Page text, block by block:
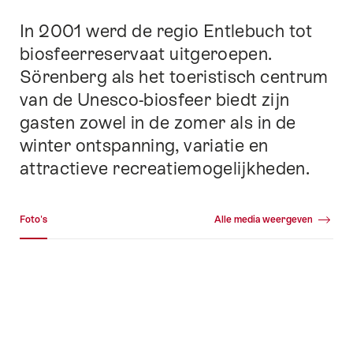
Kaart
Contact
Inleiding
In 2001 werd de regio Entlebuch tot
biosfeerreservaat uitgeroepen.
Sörenberg als het toeristisch centrum
van de Unesco-biosfeer biedt zijn
gasten zowel in de zomer als in de
winter ontspanning, variatie en
attractieve recreatiemogelijkheden.
Foto's Alle media weergeven